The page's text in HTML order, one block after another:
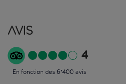
Avis
4
En fonction des 6'400 avis